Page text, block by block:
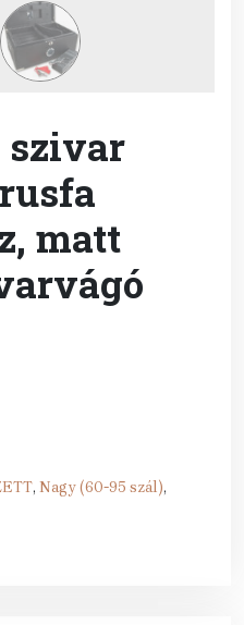
szivar
matt
, Nagy (60-95 szál),